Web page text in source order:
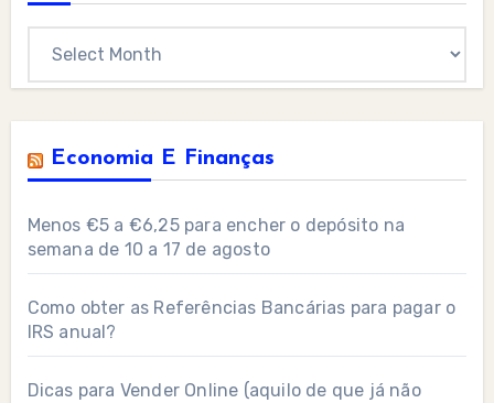
Economia E Finanças
Menos €5 a €6,25 para encher o depósito na
semana de 10 a 17 de agosto
Como obter as Referências Bancárias para pagar o
IRS anual?
Dicas para Vender Online (aquilo de que já não